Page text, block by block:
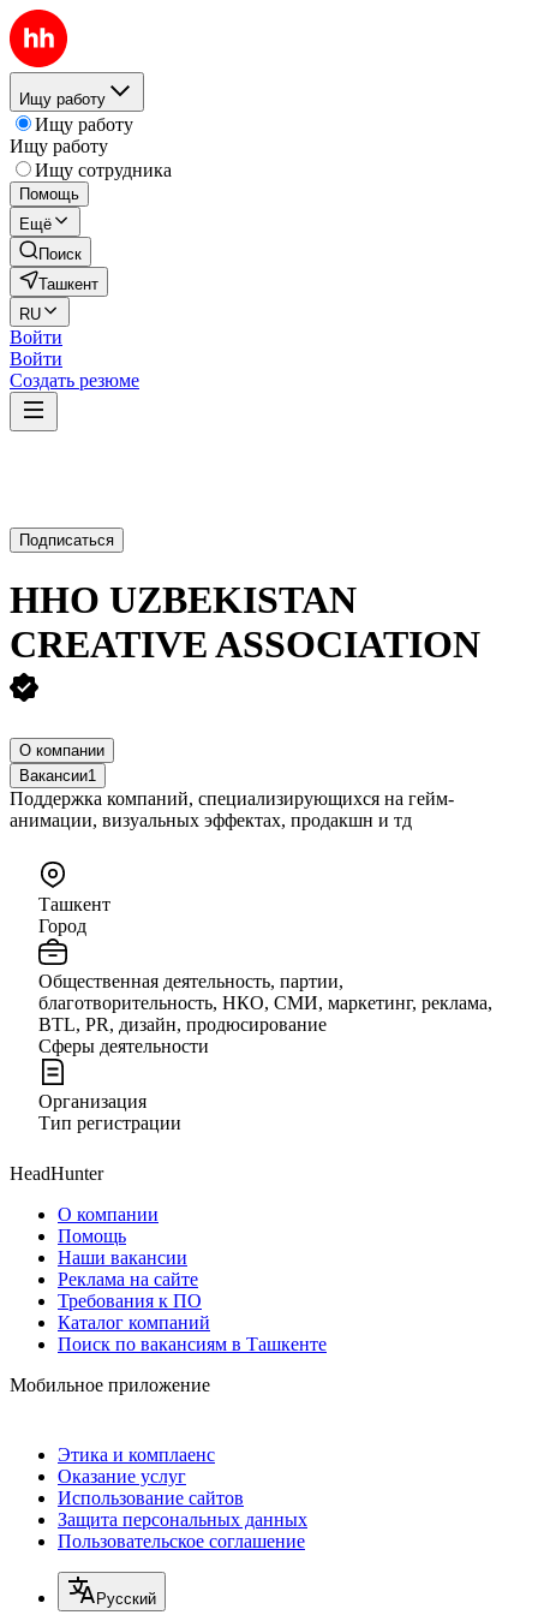
Ищу работу
Ищу работу
Ищу работу
Ищу сотрудника
Помощь
Ещё
Поиск
Ташкент
RU
Войти
Войти
Создать резюме
Подписаться
ННО UZBEKISTAN
CREATIVE ASSOCIATION
О компании
Вакансии1
Поддержка компаний, специализирующихся на гейм-
анимации, визуальных эффектах, продакшн и тд
Ташкент
Город
Общественная деятельность, партии,
благотворительность, НКО, СМИ, маркетинг, реклама,
BTL, PR, дизайн, продюсирование
Сферы деятельности
Организация
Тип регистрации
HeadHunter
О компании
Помощь
Наши вакансии
Реклама на сайте
Требования к ПО
Каталог компаний
Поиск по вакансиям в Ташкенте
Мобильное приложение
Этика и комплаенс
Оказание услуг
Использование сайтов
Защита персональных данных
Пользовательское соглашение
Русский